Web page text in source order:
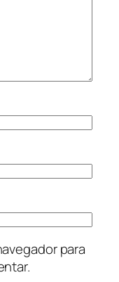
para